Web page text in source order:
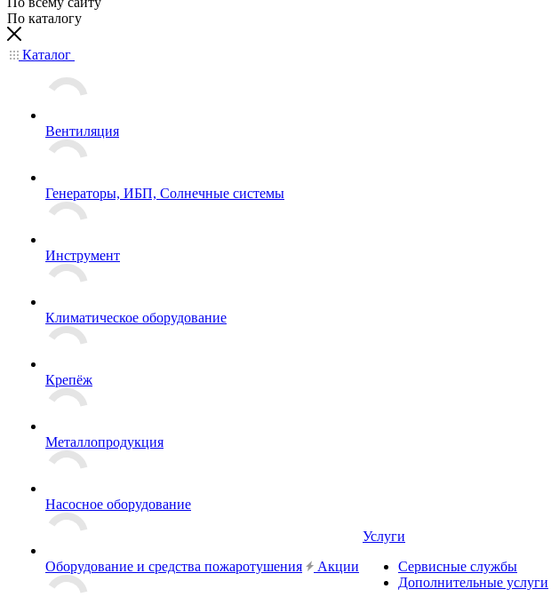
По каталогу
Каталог
Вентиляция
Генераторы, ИБП, Солнечные системы
Инструмент
Климатическое оборудование
Крепёж
Металлопродукция
Насосное оборудование
Оборудование и средства пожаротушения Акции
Услуги
Сервисные службы
Дополнительные услуги